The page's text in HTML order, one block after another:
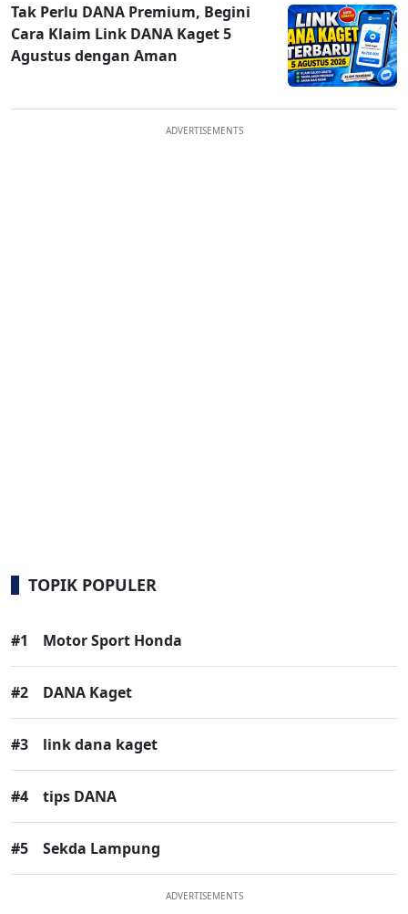
Tak Perlu DANA Premium, Begini
Cara Klaim Link DANA Kaget 5
Agustus dengan Aman
ADVERTISEMENTS
TOPIK POPULER
#1 Motor Sport Honda
#2 DANA Kaget
#3 link dana kaget
#4 tips DANA
#5 Sekda Lampung
ADVERTISEMENTS